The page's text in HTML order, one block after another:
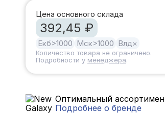
Цена основного склада
392,45 ₽
Екб>1000 Мск>1000 Влд×
Количество товара не ограничено.
Подробности у менеджера.
Оптимальный
Подробнее о бренде